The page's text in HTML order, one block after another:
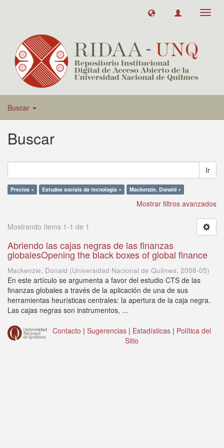
Buscar
Buscar
Ir
Precios × Estudos sociais da tecnologia × Mackenzie, Donald ×
Mostrar filtros avanzados
Mostrando ítems 1-1 de 1
Abriendo las cajas negras de las finanzas
globalesOpening the black boxes of global finance
Mackenzie, Donald (Universidad Nacional de Quilmes, 2008-05)
En este artículo se argumenta a favor del estudio CTS de las
finanzas globales a través de la aplicación de una de sus
herramientas heurísticas centrales: la apertura de la caja negra.
Las cajas negras son instrumentos, ...
Contacto | Sugerencias | Estadísticas | Política del
Sitio